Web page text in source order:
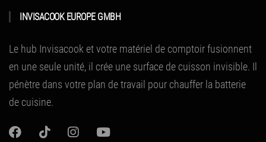
INVISACOOK EUROPE GMBH
Le hub Invisacook et votre matériel de comptoir fusionnent
en une seule unité, il crée une surface de cuisson invisible. Il
pénètre dans votre plan de travail pour chauffer la batterie
de cuisine.